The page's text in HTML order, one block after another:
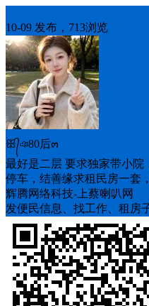
10-09 发布，713浏览
ꕥ᭄ঞ80后๓
最好是二层 要求独家带小
停车，结善缘求租民房一套
辉腾网络科技-上蔡喇叭网
发便民信息、找工作、租房